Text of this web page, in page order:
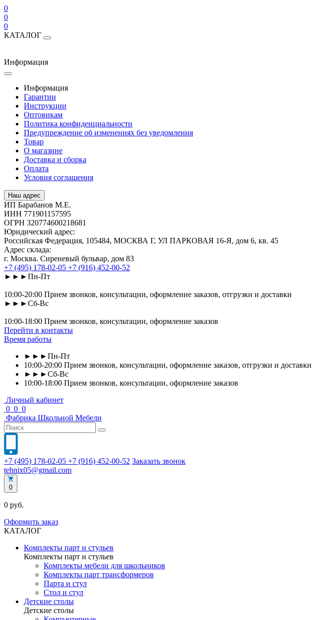
0
0
0
КАТАЛОГ
Информация
Информация
Гарантии
Инструкции
Оптовикам
Политика конфиденциальности
Предупреждение об изменениях без уведомления
Товар
О магазине
Доставка и сборка
Оплата
Условия соглашения
Наш адрес
ИП Барабанов М.Е.
ИНН 771901157595
ОГРН 320774600218681
Юридический адрес:
Российская Федерация, 105484, МОСКВА Г, УЛ ПАРКОВАЯ 16-Я, дом 6, кв. 45
Адрес склада:
г. Москва. Сиреневый бульвар, дом 83
+7 (495) 178-02-05 +7 (916) 452-00-52
►►►Пн-Пт
10:00-20:00 Прием звонков, консультации, оформление заказов, отгрузки и доставки
►►►Сб-Вс
10:00-18:00 Прием звонков, консультации, оформление заказов
Перейти в контакты
Время работы
►►►Пн-Пт
10:00-20:00 Прием звонков, консультации, оформление заказов, отгрузки и доставки
►►►Сб-Вс
10:00-18:00 Прием звонков, консультации, оформление заказов
Личный кабинет
0 0 0
Фабрика Школьной Мебели
+7 (495) 178-02-05 +7 (916) 452-00-52 Заказать звонок
tehnix05@gmail.com
0
0 руб.
Оформить заказ
КАТАЛОГ
Комплекты парт и стульев
Комплекты парт и стульев
Комплекты мебели для школьников
Комплекты парт трансформеров
Парта и стул
Стол и стул
Детские столы
Детские столы